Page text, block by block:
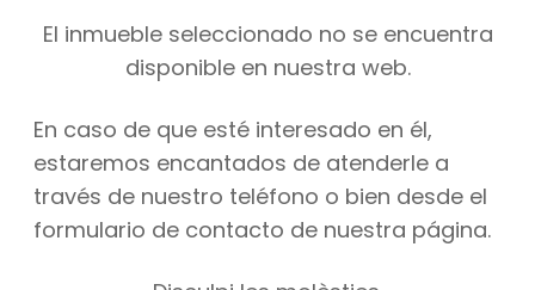
El inmueble seleccionado no se encuentra
disponible en nuestra web.
En caso de que esté interesado en él,
estaremos encantados de atenderle a
través de nuestro teléfono o bien desde el
formulario de contacto de nuestra página.